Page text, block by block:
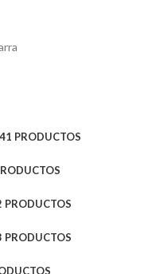
41 PRODUCTOS
PRODUCTOS
PRODUCTOS